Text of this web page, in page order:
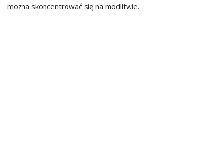
można skoncentrować się na modlitwie.